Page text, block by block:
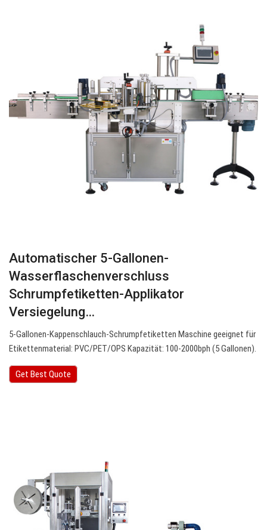
Automatischer 5-Gallonen-
Wasserflaschenverschluss
Schrumpfetiketten-Applikator
Versiegelung…
5-Gallonen-Kappenschlauch-Schrumpfetiketten Maschine geeignet für
Etikettenmaterial: PVC/PET/OPS Kapazität: 100-2000bph (5 Gallonen).
Get Best Quote